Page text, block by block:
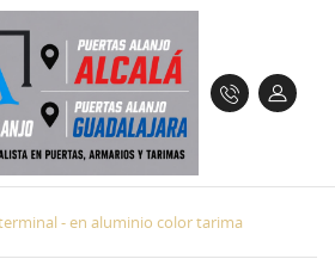
- en aluminio color tarima